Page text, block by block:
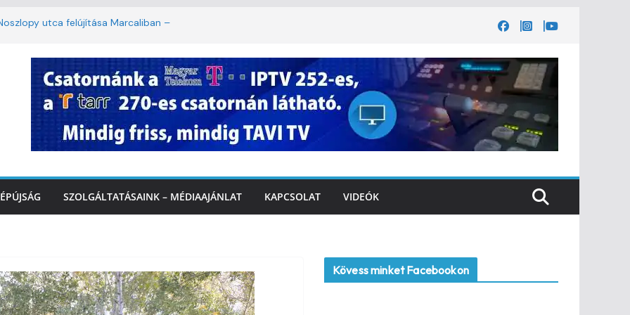
utca felújítása Marcaliban –
lakossági felháborodást váltott ki a
Marcaliban – VIDEÓ
a Balatonnál – az első félidő végén
SZOLGÁLTATÁSAINK – MÉDIAAJÁNLAT KAPCSOLAT VIDEÓK
Kövess minket Facebookon